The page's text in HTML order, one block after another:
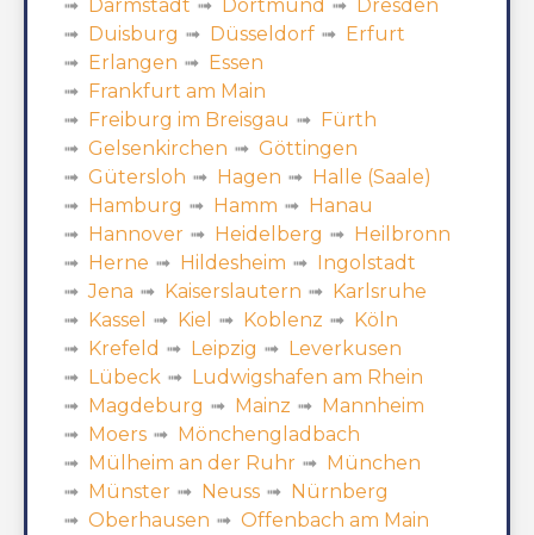
Darmstadt Dortmund
Dresden
Duisburg
Düsseldorf
Erfurt
Erlangen
Essen
Frankfurt am Main
Freiburg im Breisgau
Fürth
Gelsenkirchen
Göttingen
Gütersloh
Hagen
Halle (Saale)
Hamburg
Hamm
Hanau
Hannover
Heidelberg
Heilbronn
Herne
Hildesheim
Ingolstadt
Jena
Kaiserslautern
Karlsruhe
Kassel
Kiel Koblenz
Köln
Krefeld
Leipzig
Leverkusen
Lübeck
Ludwigshafen am Rhein
Magdeburg
Mainz
Mannheim
Moers
Mönchengladbach
Mülheim an der Ruhr
München
Münster
Neuss
Nürnberg
Oberhausen
Offenbach am Main